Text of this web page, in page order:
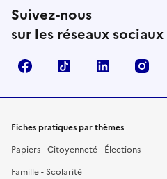
Suivez-nous
sur les réseaux sociaux
FacebookTikTok LinkedIn
Fiches pratiques par thèmes
Papiers - Citoyenneté - Élections
Famille - Scolarité